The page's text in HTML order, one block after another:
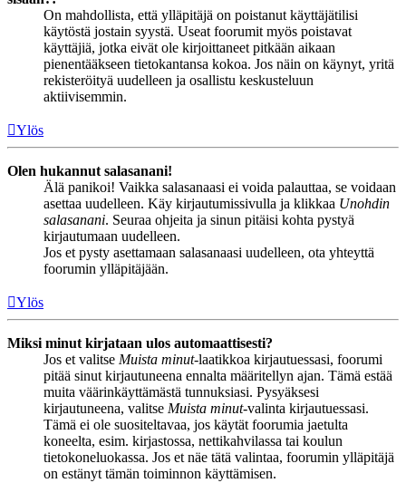
On mahdollista, että ylläpitäjä on poistanut käyttäjätilisi
käytöstä jostain syystä. Useat foorumit myös poistavat
käyttäjiä, jotka eivät ole kirjoittaneet pitkään aikaan
pienentääkseen tietokantansa kokoa. Jos näin on käynyt, yritä
rekisteröityä uudelleen ja osallistu keskusteluun
aktiivisemmin.
Ylös
Olen hukannut salasanani!
Älä panikoi! Vaikka salasanaasi ei voida palauttaa, se voidaan
asettaa uudelleen. Käy kirjautumissivulla ja klikkaa Unohdin
salasanani. Seuraa ohjeita ja sinun pitäisi kohta pystyä
kirjautumaan uudelleen.
Jos et pysty asettamaan salasanaasi uudelleen, ota yhteyttä
foorumin ylläpitäjään.
Ylös
Miksi minut kirjataan ulos automaattisesti?
Jos et valitse Muista minut-laatikkoa kirjautuessasi, foorumi
pitää sinut kirjautuneena ennalta määritellyn ajan. Tämä estää
muita väärinkäyttämästä tunnuksiasi. Pysyäksesi
kirjautuneena, valitse Muista minut-valinta kirjautuessasi.
Tämä ei ole suositeltavaa, jos käytät foorumia jaetulta
koneelta, esim. kirjastossa, nettikahvilassa tai koulun
tietokoneluokassa. Jos et näe tätä valintaa, foorumin ylläpitäjä
on estänyt tämän toiminnon käyttämisen.